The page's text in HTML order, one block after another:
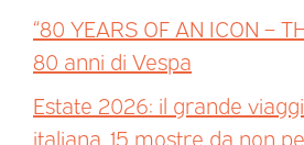
“80 YEARS OF AN ICON –
80 anni di Vespa
Estate 2026: il grande
italiana. 15 mostre da non